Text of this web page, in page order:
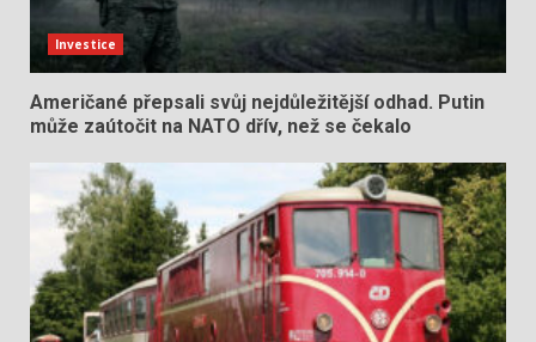
Investice
Američané přepsali svůj nejdůležitější odhad. Putin
může zaútočit na NATO dřív, než se čekalo